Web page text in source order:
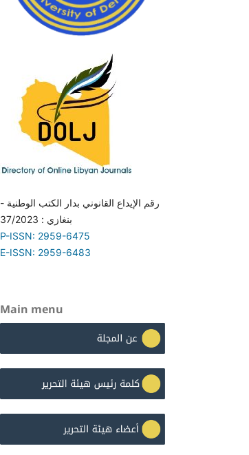
رقم الإيداع القانوني بدار الكتب الوطنية -
بنغازي : 37/2023
P-ISSN: 2959-6475
E-ISSN: 2959-6483
Main menu